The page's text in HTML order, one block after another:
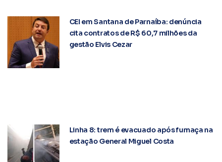
CEI em Santana de Parnaíba: denúncia
cita contratos de R$ 60,7 milhões da
gestão Elvis Cezar
Linha 8: trem é evacuado após fumaça na
estação General Miguel Costa